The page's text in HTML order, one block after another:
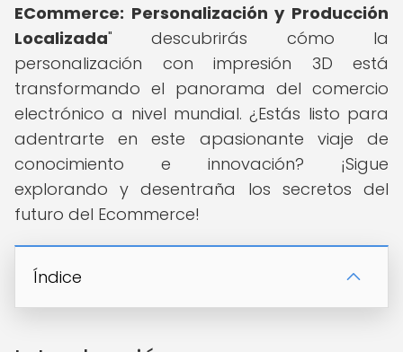
ECommerce: Personalización y Producción
Localizada" descubrirás cómo la
personalización con impresión 3D está
transformando el panorama del comercio
electrónico a nivel mundial. ¿Estás listo para
adentrarte en este apasionante viaje de
conocimiento e innovación? ¡Sigue
explorando y desentraña los secretos del
futuro del Ecommerce!
Índice